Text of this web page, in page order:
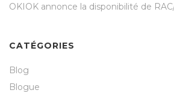
OKIOK annonce la disponibilité de
CATÉGORIES
Blog
Blogue